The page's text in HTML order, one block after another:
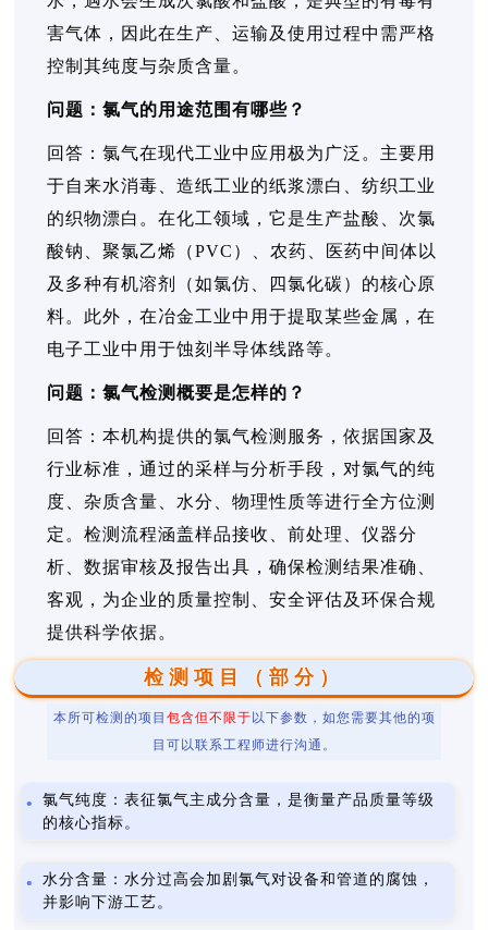
害气体，因此在生产、运输及使用过程中需严格
控制其纯度与杂质含量。
问题：氯气的用途范围有哪些？
回答：氯气在现代工业中应用极为广泛。主要用
于自来水消毒、造纸工业的纸浆漂白、纺织工业
的织物漂白。在化工领域，它是生产盐酸、次氯
酸钠、聚氯乙烯（PVC）、农药、医药中间体以
及多种有机溶剂（如氯仿、四氯化碳）的核心原
料。此外，在冶金工业中用于提取某些金属，在
电子工业中用于蚀刻半导体线路等。
问题：氯气检测概要是怎样的？
回答：本机构提供的氯气检测服务，依据国家及
行业标准，通过的采样与分析手段，对氯气的纯
度、杂质含量、水分、物理性质等进行全方位测
定。检测流程涵盖样品接收、前处理、仪器分
析、数据审核及报告出具，确保检测结果准确、
客观，为企业的质量控制、安全评估及环保合规
提供科学依据。
检测项目（部分）
本所可检测的项目 包含但不限于 以下参数，如您需要其他的项
目可以联系工程师进行沟通。
氯气纯度：表征氯气主成分含量，是衡量产品质量等级
的核心指标。
水分含量：水分过高会加剧氯气对设备和管道的腐蚀，
并影响下游工艺。